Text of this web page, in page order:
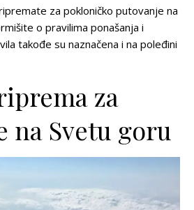
za pokloničko putovanje na
o pravilima ponašanja i
takođe su naznačena i na poleđini
za
na Svetu goru